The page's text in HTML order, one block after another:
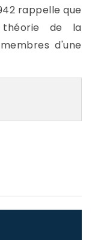
rappelle que
de la
d'une